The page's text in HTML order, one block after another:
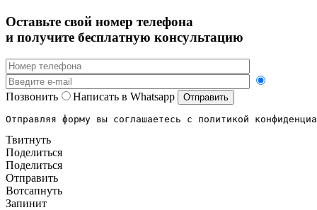
Оставьте свой номер телефона
и получите бесплатную консультацию
Позвонить Написать в Whatsapp
Отправляя форму вы соглашаетесь с политикой
Твитнуть
Поделиться
Поделиться
Отправить
Вотсапнуть
Запинит